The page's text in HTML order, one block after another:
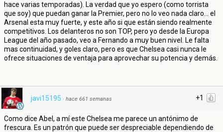
hace varias temporadas). La verdad que yo espero (como torrista
que soy) que puedan ganar la Premier, pero no lo veo nada claro… el
Arsenal esta muy fuerte, y este año si que están siendo realmente
competitivos. Los delanteros no son TOP, pero yo desde la Europa
League del año pasado, veo a Fernando a muy buen nivel. Le falta
mas continuidad, y goles claro, pero es que Chelsea casi nunca le
ofrece situaciones de ventaja para aprovechar su potencia y demás.
+1
javi15195 · hace 661 semanas
Como dice Abel, a mí este Chelsea me parece un antónimo de
frescura. Es un patrón que puede ser despreciable dependiendo de